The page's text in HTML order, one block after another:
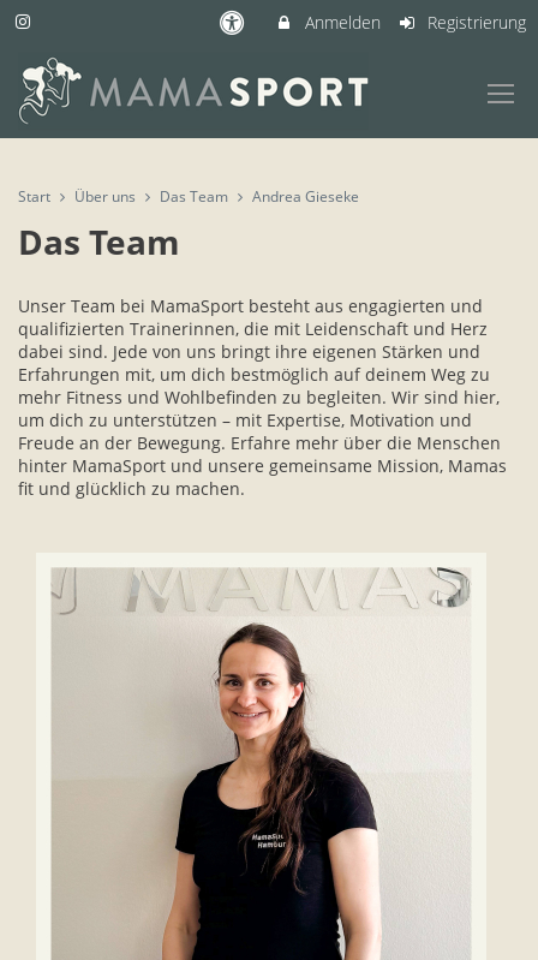
Anmelden Registrierung
Start Über uns Das Team Andrea Gieseke
Das Team
Unser Team bei MamaSport besteht aus engagierten und
qualifizierten Trainerinnen, die mit Leidenschaft und Herz
dabei sind. Jede von uns bringt ihre eigenen Stärken und
Erfahrungen mit, um dich bestmöglich auf deinem Weg zu
mehr Fitness und Wohlbefinden zu begleiten. Wir sind hier,
um dich zu unterstützen – mit Expertise, Motivation und
Freude an der Bewegung. Erfahre mehr über die Menschen
hinter MamaSport und unsere gemeinsame Mission, Mamas
fit und glücklich zu machen.